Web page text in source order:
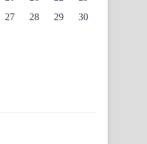
27 28 29
30